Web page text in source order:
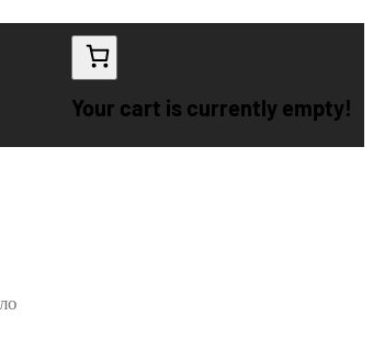
Your cart is currently empty!